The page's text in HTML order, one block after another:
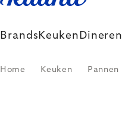
Brands Keuken Dineren
Home Keuken Pannen